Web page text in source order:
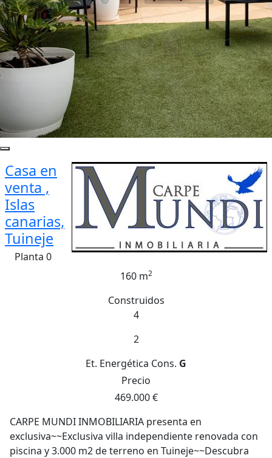
Casa en
venta ,
Islas
canarias,
Tuineje
Planta 0
160 m2
Construidos
4
2
Et. Energética Cons. G
Precio
469.000 €
CARPE MUNDI INMOBILIARIA presenta en
exclusiva~~Exclusiva villa independiente renovada con
piscina y 3.000 m2 de terreno en Tuineje~~Descubra